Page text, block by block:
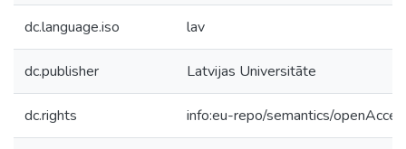
dc.language.iso lav
dc.publisher Latvijas Universitāte
dc.rights info:eu-repo/semantics/